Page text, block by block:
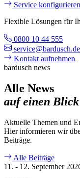
Service konfigurieren
Flexible Lösungen für
0800 10 44 555
service@bardusch.de
Kontakt aufnehmen
bardusch news
Alle News
auf einen Blick
Aktuelle Themen und
Hier informieren wir
Beiträge.
Alle Beiträge
11. - 12. September